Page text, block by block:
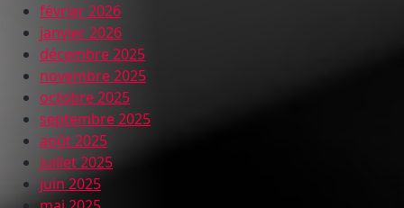
février 2026
janvier 2026
décembre 2025
novembre 2025
octobre 2025
septembre 2025
août 2025
juillet 2025
juin 2025